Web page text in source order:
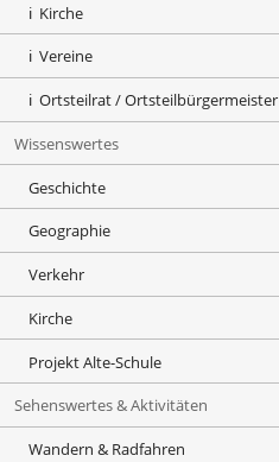
Kirche
Vereine
Ortsteilrat / Ortsteilbürgermeister
Wissenswertes
Geschichte
Geographie
Verkehr
Kirche
Projekt Alte-Schule
Sehenswertes & Aktivitäten
Wandern & Radfahren